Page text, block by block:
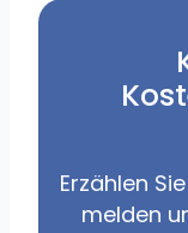
Erzählen
melden